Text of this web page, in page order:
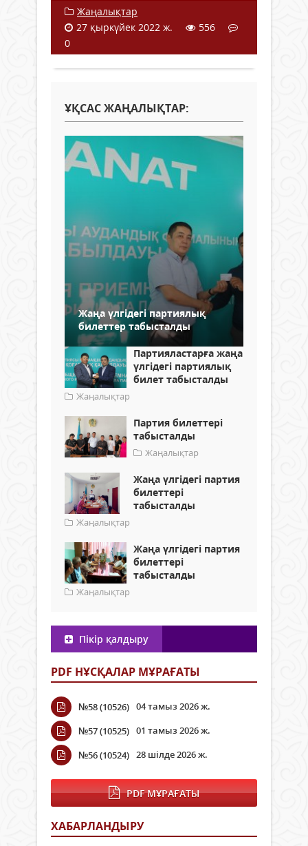
Жаңалықтар
27 қыркүйек 2022 ж.
556
0
ҰҚСАС ЖАҢАЛЫҚТАР:
Жаңа үлгідегі партиялық
билеттер табысталды
Партияластарға жаңа
үлгідегі партиялық
билет табысталды
Жаңалықтар
Партия билеттері
табысталды
Жаңалықтар
Жаңа үлгідегі партия
билеттері
табысталды
Жаңалықтар
Жаңа үлгідегі партия
билеттері
табысталды
Жаңалықтар
Пікір қалдыру
PDF НҰСҚАЛАР МҰРАҒАТЫ
№58 (10526) 04 тамыз 2026 ж.
№57 (10525) 01 тамыз 2026 ж.
№56 (10524) 28 шілде 2026 ж.
PDF МҰРАҒАТЫ
ХАБАРЛАНДЫРУ